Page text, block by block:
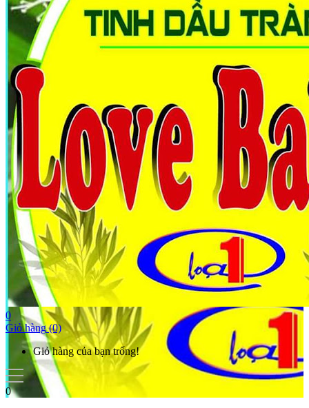
0
Giỏ hàng (0)
Giỏ hàng của bạn trống!
0